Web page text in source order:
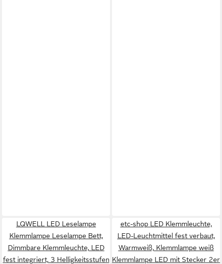
LQWELL LED Leselampe
Klemmlampe Leselampe Bett,
Dimmbare Klemmleuchte, LED
fest integriert, 3 Helligkeitsstufen
etc-shop LED Klemmleuchte,
LED-Leuchtmittel fest verbaut,
Warmweiß, Klemmlampe weiß
Klemmlampe LED mit Stecker 2er